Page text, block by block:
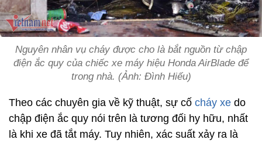
Nguyên nhân vụ cháy được cho là bắt nguồn từ chập
điện ắc quy của chiếc xe máy hiệu Honda AirBlade để
trong nhà. (Ảnh: Đình Hiếu)
Theo các chuyên gia về kỹ thuật, sự cố cháy xe do
chập điện ắc quy nói trên là tương đối hy hữu, nhất
là khi xe đã tắt máy. Tuy nhiên, xác suất xảy ra là